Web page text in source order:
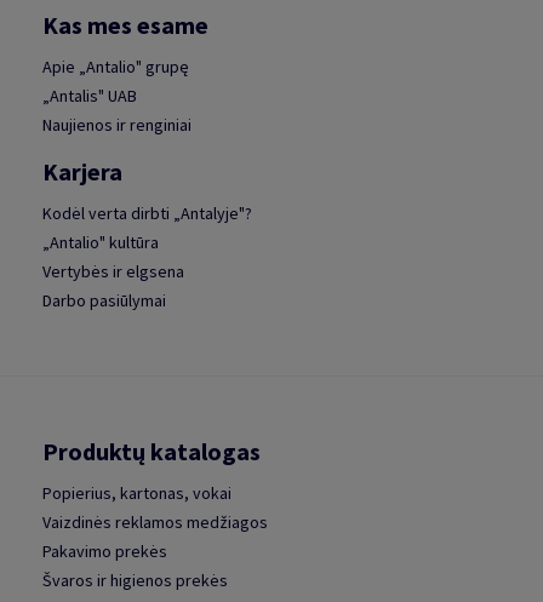
Kas mes esame
Apie „Antalio" grupę
„Antalis" UAB
Naujienos ir renginiai
Karjera
Kodėl verta dirbti „Antalyje"?
„Antalio" kultūra
Vertybės ir elgsena
Darbo pasiūlymai
Produktų katalogas
Popierius, kartonas, vokai
Vaizdinės reklamos medžiagos
Pakavimo prekės
Švaros ir higienos prekės